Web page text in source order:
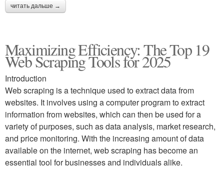
читать дальше →
Maximizing Efficiency: The Top 19
Web Scraping Tools for 2025
Introduction
Web scraping is a technique used to extract data from
websites. It involves using a computer program to extract
information from websites, which can then be used for a
variety of purposes, such as data analysis, market research,
and price monitoring. With the increasing amount of data
available on the internet, web scraping has become an
essential tool for businesses and individuals alike.